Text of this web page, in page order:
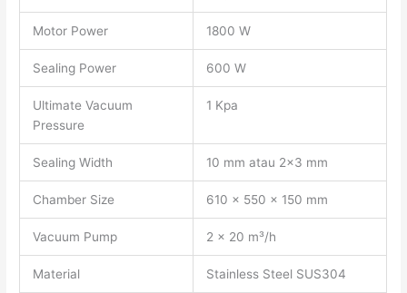
Motor Power 1800 W
Sealing Power 600 W
Ultimate Vacuum
Pressure
1 Kpa
Sealing Width 10 mm atau 2×3 mm
Chamber Size 610 × 550 × 150 mm
Vacuum Pump 2 × 20 m³/h
Material Stainless Steel SUS304